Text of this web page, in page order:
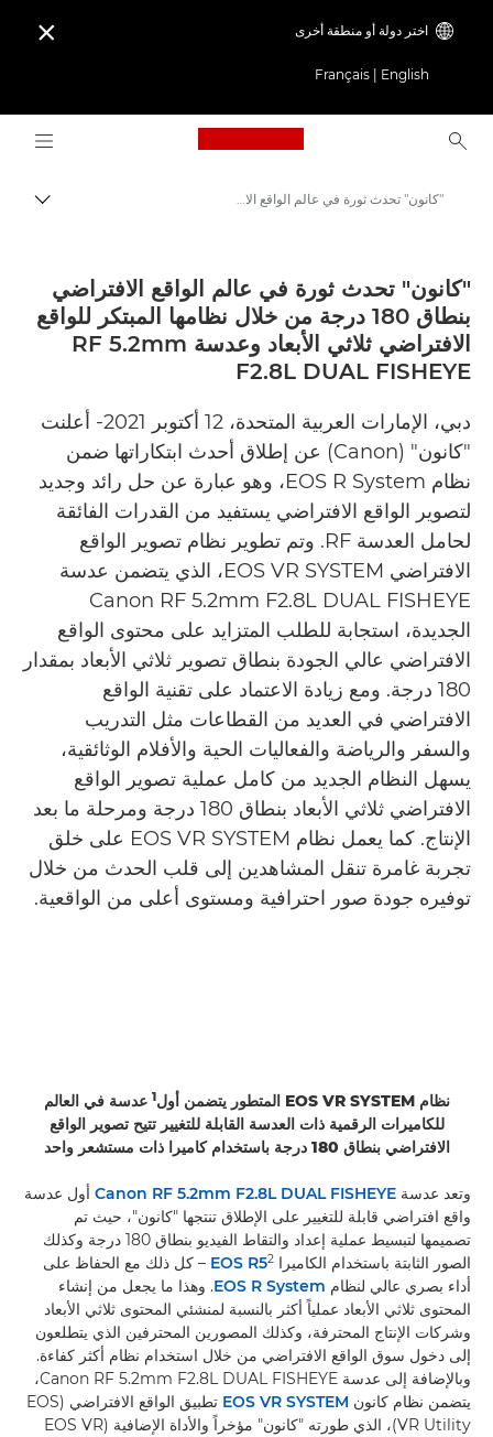
اختر دولة أو منطقة أخرى
English
Français

back to home page
مسار
المركز الصحفي لدى Canon
الإصدارات الصحفية - المركز الصحفي لدى Canon
"كانون" تحدث ثورة في عالم الواقع الافتراضي بنطاق 180 درجة من خلال نظامها المبتكر للواقع الافتراضي ثلاثي الأبعاد وعدسة RF 5.2mm F2.8L DUAL FISHEYE - مركز الصحافة- كانون
"كانون" تحدث ثورة في عالم الواقع الافتراضي
بنطاق 180 درجة من خلال نظامها المبتكر للواقع
الافتراضي ثلاثي الأبعاد وعدسة RF 5.2mm
F2.8L DUAL FISHEYE
دبي، الإمارات العربية المتحدة، 12 أكتوبر 2021- أعلنت
"كانون" (Canon) عن إطلاق أحدث ابتكاراتها ضمن
نظام EOS R System، وهو عبارة عن حل رائد وجديد
لتصوير الواقع الافتراضي يستفيد من القدرات الفائقة
لحامل العدسة RF. وتم تطوير نظام تصوير الواقع
الافتراضي EOS VR SYSTEM، الذي يتضمن عدسة
Canon RF 5.2mm F2.8L DUAL FISHEYE
الجديدة، استجابة للطلب المتزايد على محتوى الواقع
الافتراضي عالي الجودة بنطاق تصوير ثلاثي الأبعاد بمقدار
180 درجة. ومع زيادة الاعتماد على تقنية الواقع
الافتراضي في العديد من القطاعات مثل التدريب
والسفر والرياضة والفعاليات الحية والأفلام الوثائقية،
يسهل النظام الجديد من كامل عملية تصوير الواقع
الافتراضي ثلاثي الأبعاد بنطاق 180 درجة ومرحلة ما بعد
الإنتاج. كما يعمل نظام EOS VR SYSTEM على خلق
تجربة غامرة تنقل المشاهدين إلى قلب الحدث من خلال
توفيره جودة صور احترافية ومستوى أعلى من الواقعية.
نظام EOS VR SYSTEM المتطور يتضمن أول 1 عدسة في العالم
للكاميرات الرقمية ذات العدسة القابلة للتغيير تتيح تصوير الواقع
الافتراضي بنطاق 180 درجة باستخدام كاميرا ذات مستشعر واحد
وتعد عدسة Canon RF 5.2mm F2.8L DUAL FISHEYE أول عدسة
واقع افتراضي قابلة للتغيير على الإطلاق تنتجها "كانون"، حيث تم
تصميمها لتبسيط عملية إعداد والتقاط الفيديو بنطاق 180 درجة وكذلك
الصور الثابتة باستخدام الكاميرا
EOS R52
– كل ذلك مع الحفاظ على
أداء بصري عالي لنظام EOS R System. وهذا ما يجعل من إنشاء
المحتوى ثلاثي الأبعاد عملياً أكثر بالنسبة لمنشئي المحتوى ثلاثي الأبعاد
وشركات الإنتاج المحترفة، وكذلك المصورين المحترفين الذي يتطلعون
إلى دخول سوق الواقع الافتراضي من خلال استخدام نظام أكثر كفاءة.
وبالإضافة إلى عدسة Canon RF 5.2mm F2.8L DUAL FISHEYE،
يتضمن نظام كانون EOS VR SYSTEM
تطبيق الواقع الافتراضي (EOS
VR Utility)، الذي طورته "كانون" مؤخراً والأداة الإضافية (EOS VR